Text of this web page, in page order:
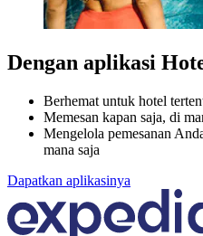
Dengan aplikasi
Berhemat untuk hotel
Memesan kapan saja, di
Mengelola pemesanan
mana saja
Dapatkan aplikasinya